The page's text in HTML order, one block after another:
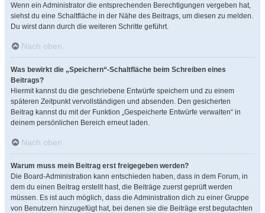
Wenn ein Administrator die entsprechenden Berechtigungen vergeben hat,
siehst du eine Schaltfläche in der Nähe des Beitrags, um diesen zu melden.
Du wirst dann durch die weiteren Schritte geführt.
Nach oben
Was bewirkt die „Speichern“-Schaltfläche beim Schreiben eines
Beitrags?
Hiermit kannst du die geschriebene Entwürfe speichern und zu einem
späteren Zeitpunkt vervollständigen und absenden. Den gesicherten
Beitrag kannst du mit der Funktion „Gespeicherte Entwürfe verwalten“ in
deinem persönlichen Bereich erneut laden.
Nach oben
Warum muss mein Beitrag erst freigegeben werden?
Die Board-Administration kann entschieden haben, dass in dem Forum, in
dem du einen Beitrag erstellt hast, die Beiträge zuerst geprüft werden
müssen. Es ist auch möglich, dass die Administration dich zu einer Gruppe
von Benutzern hinzugefügt hat, bei denen sie die Beiträge erst begutachten